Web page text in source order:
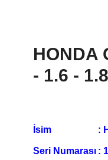
HONDA
- 1.6 -
İsim :
Seri Numarası :